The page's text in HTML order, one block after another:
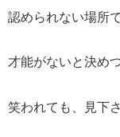
認められない場所
才能がないと決め
笑われても、見下